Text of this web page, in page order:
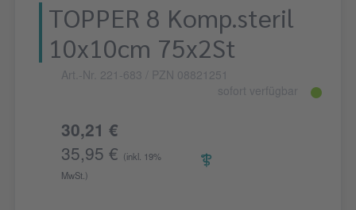
TOPPER 8 Komp.steril
10x10cm 75x2St
Art.-Nr. 221-683 / PZN 08821251
sofort verfügbar
30,21 €
35,95 €
(inkl. 19%
MwSt.)